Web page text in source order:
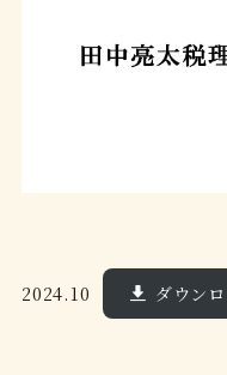
2024.10 ダウン